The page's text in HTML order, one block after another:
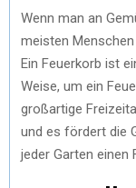
Wenn man an
meisten
Ein Feuerkorb ist
Weise, um ein
großartige
und es fördert die
jeder Garten einen